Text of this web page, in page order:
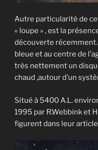
Autre particularité de
« loupe » , est la
découverte
bleue et au centre de
très nettement un
chaud ,autour d’un
Situé à 5400 A.L.
1995 par R.Webbink et
figurent dans leur